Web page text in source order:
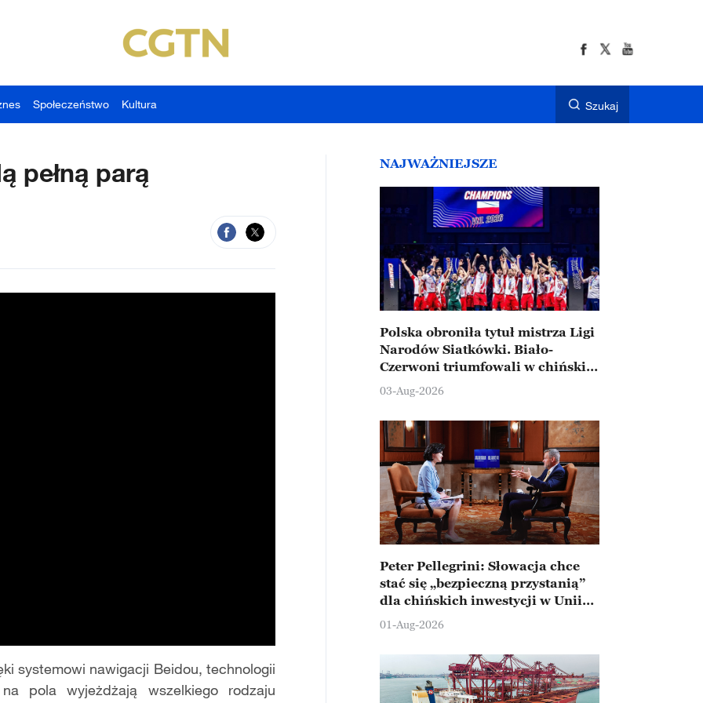
Społeczeństwo Kultura Szukaj
pełną parą
systemowi nawigacji Beidou, technologii
pola wyjeżdżają wszelkiego rodzaju
NAJWAŻNIEJSZE
Polska obroniła tytuł mistrza Ligi
Narodów Siatkówki. Biało-
Czerwoni triumfowali w chińskim
Ningbo
03-Aug-2026
Peter Pellegrini: Słowacja chce
stać się „bezpieczną przystanią”
dla chińskich inwestycji w Unii
Europejskiej
01-Aug-2026